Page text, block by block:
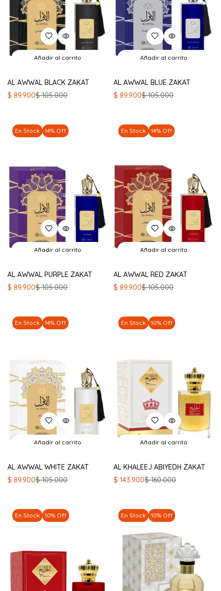
Añadir al carrito
AL AWWAL BLACK ZAKAT
$105.000
El
era:
$ 105.000.
$ 89.900
El
es:
$ 89.900.
Añadir al carrito
AL AWWAL BLUE ZAKAT
$105.000
El
era:
$ 105.000.
$ 89.900
El
es:
$ 89.900.
En Stock 14% Off
Añadir al carrito
AL AWWAL PURPLE ZAKAT
$105.000
El
era:
$ 105.000.
$ 89.900
El
es:
$ 89.900.
En Stock 14% Off
Añadir al carrito
AL AWWAL RED ZAKAT
$105.000
El
era:
$ 105.000.
$ 89.900
El
es:
$ 89.900.
En Stock 14% Off
Añadir al carrito
AL AWWAL WHITE ZAKAT
$105.000
El
era:
$ 105.000.
$ 89.900
El
es:
$ 89.900.
En Stock 10% Off
Añadir al carrito
AL KHALEEJ ABIYEDH ZAKAT
$160.000
El
era:
$ 160.000.
$ 143.900
El
es:
$ 143.900.
En Stock 10% Off En Stock 10% Off